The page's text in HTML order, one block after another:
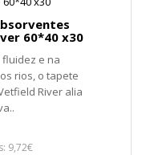
60*40 x30
e na
rios, o tapete
River alia
9,72€